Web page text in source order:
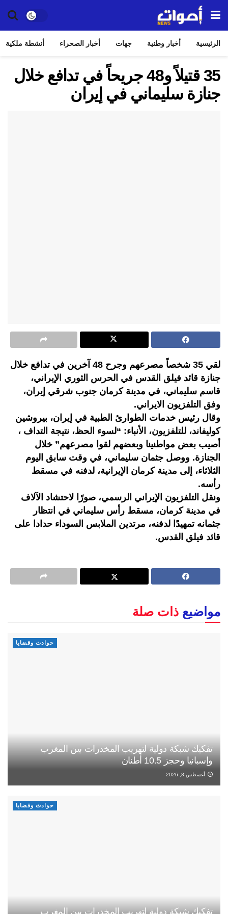
الرئيسية أخبار وطنية جهات أخبار الصحراء أنشطة ملكية
35 قتيلاً و48 جريحاً في تدافع خلال
جنازة سليماني في إيران
لقي 35 شخصاً مصرعهم وجرح 48 آخرين في تدافع خلال
جنازة قائد فيلق القدس في الحرس الثوري الإيراني،
قاسم سليماني، في مدينة كرمان جنوب شرقي إيران،
وفق التلفزيون الايراني.
وقال رئيس خدمات الطوارئ الطبية في إيران، بيروشين
كوليفاند، للتلفزيون، الأنباء: “لسوء الحظ، نتيجة التداف ،
أصيب بعض مواطنينا وبعضهم لقوا مصرعهم” خلال
الجنازة. ووصل جثمان سليماني، في وقت سابق اليوم
الثلاثاء، إلى مدينة كرمان الإيرانية، لدفنه في مسقط
رأسه.
ونقل التلفزيون الإيراني الرسمي، صورًا لاحتشاد الآلاف
في مدينة كرمان، مسقط رأس سليماني في انتظار
جثمانه تمهيدًا لدفنه، مرتدين الملابس السوداء حدادا على
قائد فيلق القدس.
مواضيع ذات صلة
حوادث وقضايا
تفكيك شبكة دولية لتهريب المخدرات بين المغرب
وإسبانيا وحجز 10.5 أطنان
أغسطس 8, 2026
حوادث وقضايا
تفكيك شبكة دولية لتهريب المخدرات بين المغرب